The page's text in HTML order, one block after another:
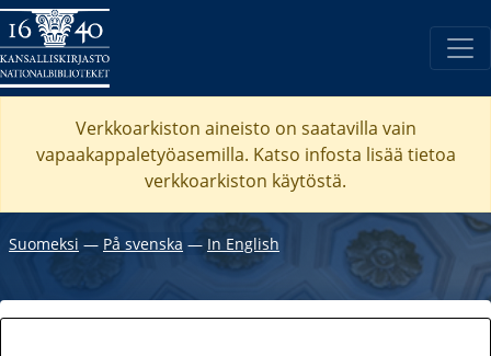
Verkkoarkiston aineisto on saatavilla vain
vapaakappaletyöasemilla. Katso infosta lisää tietoa
verkkoarkiston käytöstä.
Suomeksi ― På svenska ― In English